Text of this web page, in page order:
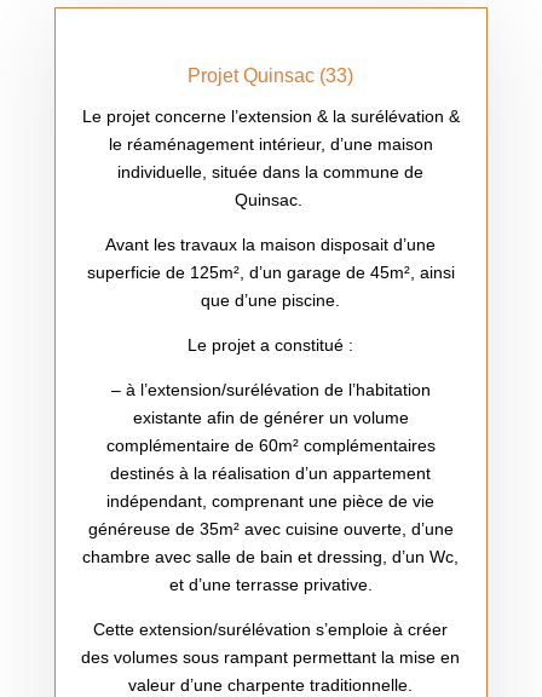
Projet Quinsac (33)
Le projet concerne l’extension & la surélévation &
le réaménagement intérieur, d’une maison
individuelle, située dans la commune de
Quinsac.
Avant les travaux la maison disposait d’une
superficie de 125m², d’un garage de 45m², ainsi
que d’une piscine.
Le projet a constitué :
– à l’extension/surélévation de l’habitation
existante afin de générer un volume
complémentaire de 60m² complémentaires
destinés à la réalisation d’un appartement
indépendant, comprenant une pièce de vie
généreuse de 35m² avec cuisine ouverte, d’une
chambre avec salle de bain et dressing, d’un Wc,
et d’une terrasse privative.
Cette extension/surélévation s’emploie à créer
des volumes sous rampant permettant la mise en
valeur d’une charpente traditionnelle.